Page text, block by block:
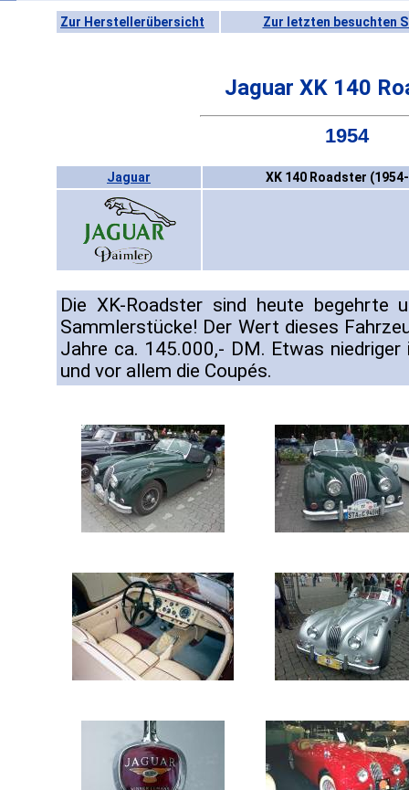
Zur Herstellerübersicht Zur letzten besuchten
Jaguar XK 140
1954
Jaguar XK 140 Roadster
Die XK-Roadster sind heute begehrte
Sammlerstücke! Der Wert dieses
Jahre ca. 145.000,- DM. Etwas
und vor allem die Coupés.